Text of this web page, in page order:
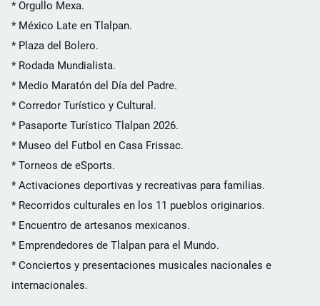
* Orgullo Mexa.
* México Late en Tlalpan.
* Plaza del Bolero.
* Rodada Mundialista.
* Medio Maratón del Día del Padre.
* Corredor Turístico y Cultural.
* Pasaporte Turístico Tlalpan 2026.
* Museo del Futbol en Casa Frissac.
* Torneos de eSports.
* Activaciones deportivas y recreativas para familias.
* Recorridos culturales en los 11 pueblos originarios.
* Encuentro de artesanos mexicanos.
* Emprendedores de Tlalpan para el Mundo.
* Conciertos y presentaciones musicales nacionales e
internacionales.